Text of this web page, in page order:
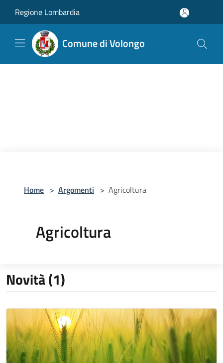
Regione Lombardia
Comune di Volongo
Home > Argomenti > Agricoltura
Agricoltura
Novità (1)